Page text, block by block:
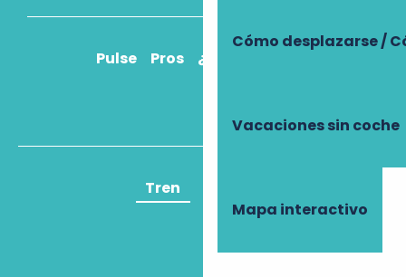
Cómo desplazarse /
Vacaciones sin coche
Mapa interactivo
Pulse Pros ¿Cómo llegar?
Tren